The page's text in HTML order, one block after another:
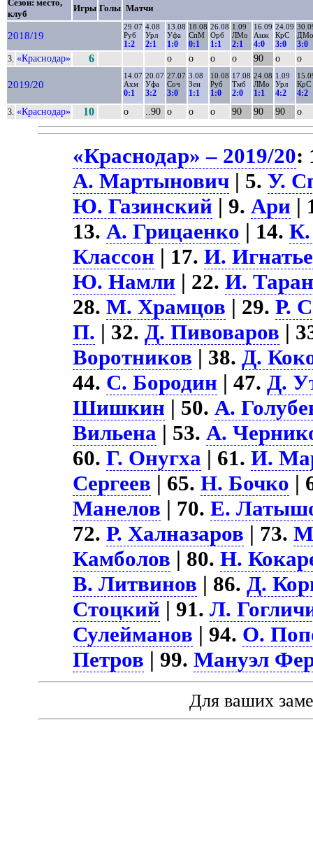
Сезон: место,
клуб
Игры Голы Матчи
2018/19
29.07
Руб
1:2
4.08
Урл
2:1
13.08
Уфа
1:0
18.08
СпМ
0:1
26.08
Орб
1:1
1.09
ЛМо
2:1
16.09
Анж
4:0
24.09
КрС
3:0
ДМо
3:0
3. «Краснодар» 6 о о о о 90 о о
2019/20
14.07
Ахм
0:1
20.07
Уфа
3:2
27.07
Соч
3:0
3.08
Зен
1:1
10.08
Руб
1:0
17.08
Тмб
2:0
24.08
ЛМо
1:1
1.09
Урл
4:2
КрС
4:2
3. «Краснодар» 10 о ..90 о о о 90 90 90 о
«Краснодар» – 2019/20:
А. Мартынович | 5.У.
Ю. Газинский | 9.Ари |
13.А. Грицаенко | 14.К.
Классон | 17.И.
Ю. Намли | 22.И.
28.М. Храмцов | 29.Р.
П. | 32.Д. Пивоваров |
Воротников | 38.Д.
44. С. Бородин | 47.Д.
Шишкин | 50.А.
Вильена | 53.А.
60.Г. Онугха | 61.И.
Сергеев | 65.Н. Бочко |
Манелов | 70.Е.
72.Р. Халназаров | 73.
Камболов | 80.Н.
В. Литвинов | 86.Д.
Стоцкий | 91.Л.
Сулейманов | 94. О.
Петров | 99.Мануэл
Для ваших